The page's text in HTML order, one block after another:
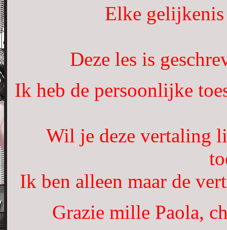
Elke
Deze les is
Ik heb de persoonlijke
Wil je deze vertaling
Ik ben alleen maar de
Grazie mille Paola,